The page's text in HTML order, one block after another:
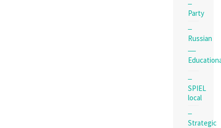
Party
Russian
SPIEL
local
Strategic